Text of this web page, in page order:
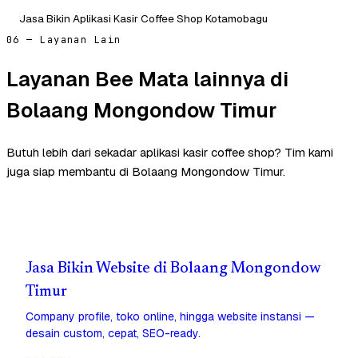
Jasa Bikin Aplikasi Kasir Coffee Shop Kotamobagu
06 — Layanan Lain
Layanan Bee Mata lainnya di
Bolaang Mongondow Timur
Butuh lebih dari sekadar aplikasi kasir coffee shop? Tim kami
juga siap membantu di Bolaang Mongondow Timur.
Jasa Bikin Website di Bolaang Mongondow
Timur
Company profile, toko online, hingga website instansi —
desain custom, cepat, SEO-ready.